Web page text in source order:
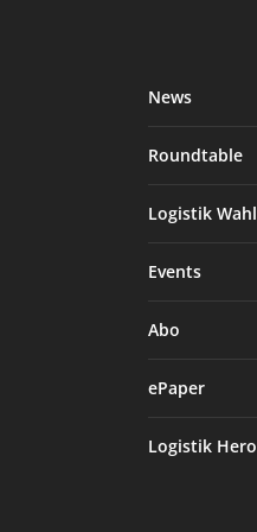
News
Roundtable
Logistik Wahl
Events
Abo
ePaper
Logistik Hero